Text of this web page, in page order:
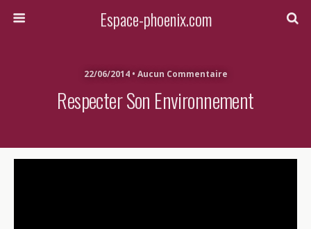
Espace-phoenix.com
22/06/2014 • Aucun Commentaire
Respecter Son Environnement